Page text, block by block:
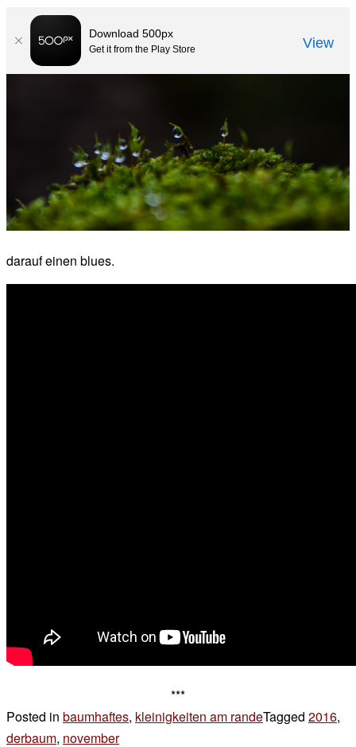
darauf einen blues.
***
Posted in baumhaftes, kleinigkeiten am randeTagged 2016,
derbaum, november2 Kommentare